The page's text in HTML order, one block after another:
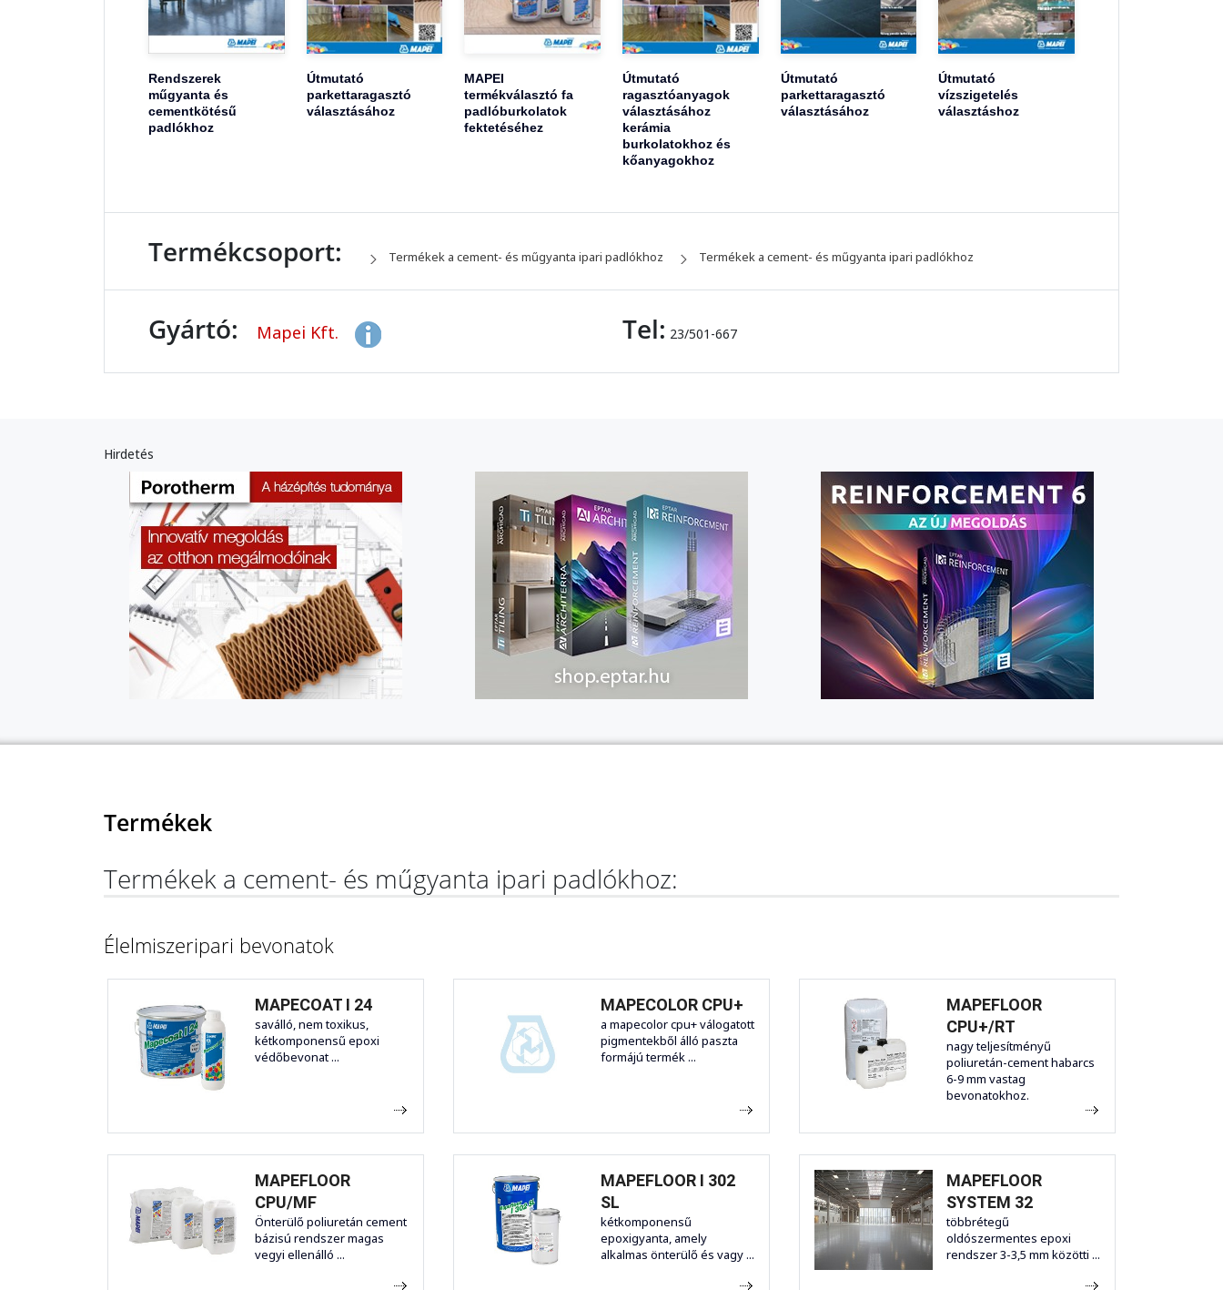
Rendszerek
műgyanta és
cementkötésű
padlókhoz
Útmutató
parkettaragasztó
választásához
MAPEI
termékválasztó fa
padlóburkolatok
fektetéséhez
Útmutató
ragasztóanyagok
választásához
kerámia
burkolatokhoz és
kőanyagokhoz
Útmutató
parkettaragasztó
választásához
Útmutató
vízszigetelés
választáshoz
Termékcsoport: Termékek a cement- és műgyanta ipari padlókhoz Termékek a cement- és műgyanta ipari padlókhoz
Gyártó: Mapei Kft. Tel: 23/501-667
Hirdetés
Termékek
Termékek a cement- és műgyanta ipari padlókhoz:
Élelmiszeripari bevonatok
MAPECOAT I 24
saválló, nem toxikus,
kétkomponensű epoxi
védőbevonat ...
MAPECOLOR CPU+
a mapecolor cpu+ válogatott
pigmentekből álló paszta
formájú termék ...
MAPEFLOOR
CPU+/RT
nagy teljesítményű
poliuretán-cement habarcs
6-9 mm vastag
bevonatokhoz.
MAPEFLOOR
CPU/MF
Önterülő poliuretán cement
bázisú rendszer magas
vegyi ellenálló ...
MAPEFLOOR I 302
SL
kétkomponensű
epoxigyanta, amely
alkalmas önterülő és vagy ...
MAPEFLOOR
SYSTEM 32
többrétegű
oldószermentes epoxi
rendszer 3-3,5 mm közötti ...